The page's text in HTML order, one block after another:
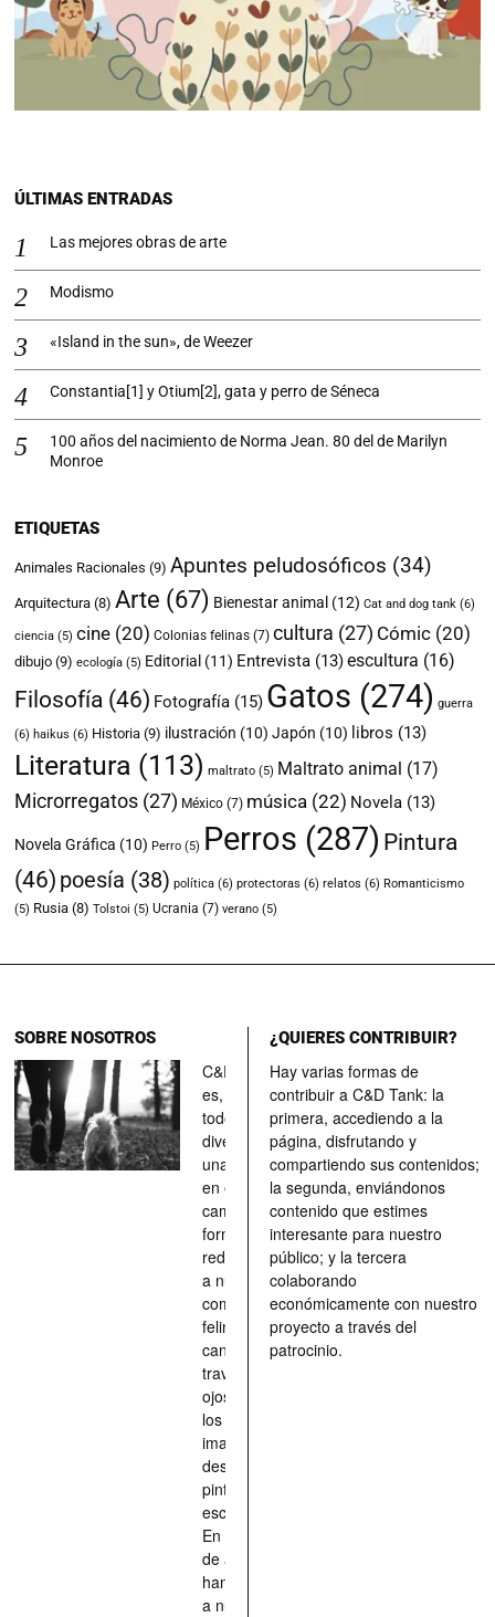
ÚLTIMAS ENTRADAS
Las mejores obras de arte
Modismo
«Island in the sun», de Weezer
Constantia[1] y Otium[2], gata y perro de Séneca
100 años del nacimiento de Norma Jean. 80 del de Marilyn
Monroe
ETIQUETAS
Animales Racionales (9) Apuntes peludosóficos (34)
Arquitectura (8) Arte (67) Bienestar animal (12) Cat and dog tank (6)
ciencia (5) cine (20) Colonias felinas (7) cultura (27) Cómic (20)
dibujo (9) ecología (5) Editorial (11) Entrevista (13)escultura (16)
Filosofía (46) Fotografía (15) Gatos (274) guerra
(6) haikus (6) Historia (9) ilustración (10) Japón (10) libros (13)
Literatura (113) maltrato (5) Maltrato animal (17)
Microrregatos (27) México (7) música (22) Novela (13)
Novela Gráfica (10) Perro (5) Perros (287) Pintura
(46) poesía (38) política (6) protectoras (6) relatos (6) Romanticismo
(5) Rusia (8) Tolstoi (5) Ucrania (7) verano (5)
SOBRE NOSOTROS
C&D Tank
es, ante
todo, un
divertimento,
una parada
en el
camino, una
forma de
redescubrir
a nuestros
compañeros
felinos y
caninos a
través de los
ojos quienes
los han
imaginado,
descrito,
pintado,
esculpido...
En definitiva,
de aquellos
han situado
a nuestras
¿QUIERES CONTRIBUIR?
Hay varias formas de
contribuir a C&D Tank: la
primera, accediendo a la
página, disfrutando y
compartiendo sus contenidos;
la segunda, enviándonos
contenido que estimes
interesante para nuestro
público; y la tercera
colaborando
económicamente con nuestro
proyecto a través del
patrocinio.